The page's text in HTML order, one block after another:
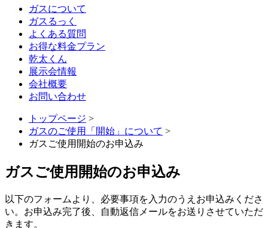
ガスについて
ガスるっく
よくある質問
お得な料金プラン
乾太くん
展示会情報
会社概要
お問い合わせ
トップページ >
ガスのご使用「開始」について >
ガスご使用開始のお申込み
ガスご使用開始のお申込み
以下のフォームより、必要事項を入力のうえお申込みくださ
い。お申込み完了後、自動返信メールをお送りさせていただ
きます。